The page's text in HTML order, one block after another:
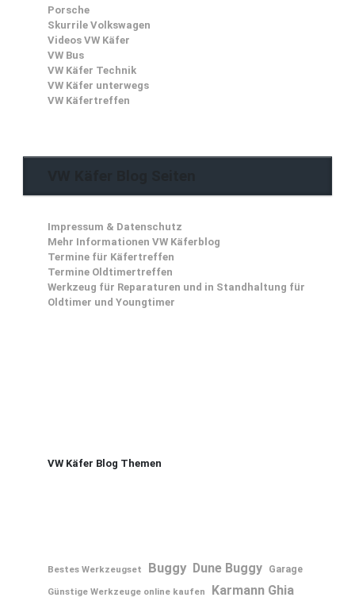
Porsche
Skurrile Volkswagen
Videos VW Käfer
VW Bus
VW Käfer Technik
VW Käfer unterwegs
VW Käfertreffen
Impressum & Datenschutz
Mehr Informationen VW Käferblog
Termine für Käfertreffen
Termine Oldtimertreffen
Werkzeug für Reparaturen und in Standhaltung für
Oldtimer und Youngtimer
VW Käfer Blog Themen
Bestes Werkzeugset Buggy Dune Buggy
Garage
Günstige Werkzeuge online kaufen
Karmann Ghia